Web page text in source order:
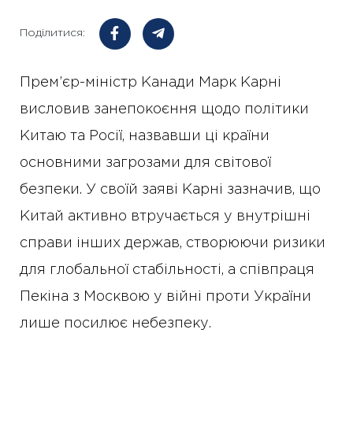
Поділитися:
Прем’єр-міністр Канади Марк Карні
висловив занепокоєння щодо політики
Китаю та Росії, назвавши ці країни
основними загрозами для світової
безпеки. У своїй заяві Карні зазначив, що
Китай активно втручається у внутрішні
справи інших держав, створюючи ризики
для глобальної стабільності, а співпраця
Пекіна з Москвою у війні проти України
лише посилює небезпеку.